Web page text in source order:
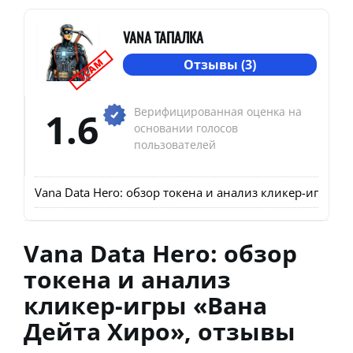
SCAM
VANA ТАПАЛКА
Отзывы (3)
1.6
Верифицированная оценка на
основании голосов
пользователей
Vana Data Hero: обзор токена и анализ кликер-игры
Vana Data Hero: обзор
токена и анализ
кликер-игры «Вана
Дейта Хиро», отзывы